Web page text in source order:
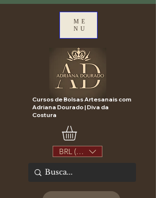
ME
NU
Cursos de Bolsas Artesanais com
Adriana Dourado | Diva da
Costura
BRL (R$)